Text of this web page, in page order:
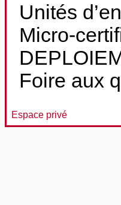
Unités
Micro-
Foire aux
Espace privé